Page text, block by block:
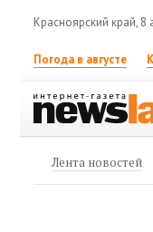
Красноярский край, 8
Погода в августе
Лента новостей